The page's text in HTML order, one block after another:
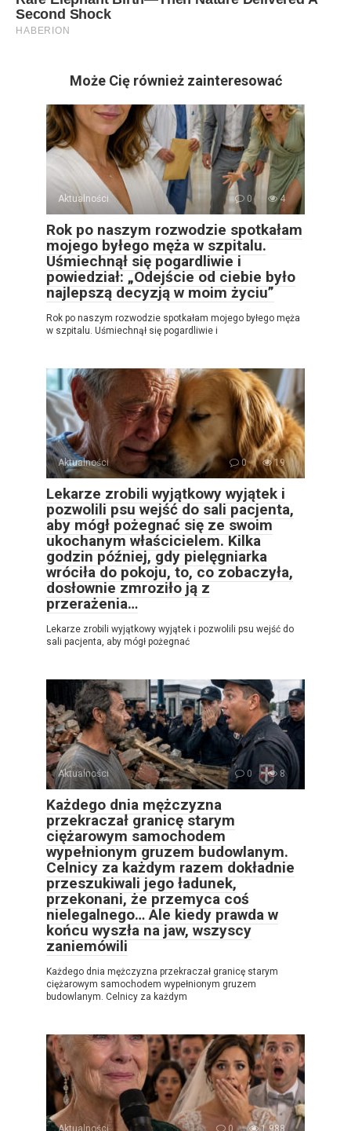
Może Cię również zainteresować
Aktualności 0 4
Rok po naszym rozwodzie spotkałam
mojego byłego męża w szpitalu.
Uśmiechnął się pogardliwie i
powiedział: „Odejście od ciebie było
najlepszą decyzją w moim życiu”
Rok po naszym rozwodzie spotkałam mojego byłego męża
w szpitalu. Uśmiechnął się pogardliwie i
Aktualności 0 19
Lekarze zrobili wyjątkowy wyjątek i
pozwolili psu wejść do sali pacjenta,
aby mógł pożegnać się ze swoim
ukochanym właścicielem. Kilka
godzin później, gdy pielęgniarka
wróciła do pokoju, to, co zobaczyła,
dosłownie zmroziło ją z
przerażenia…
Lekarze zrobili wyjątkowy wyjątek i pozwolili psu wejść do
sali pacjenta, aby mógł pożegnać
Aktualności 0 8
Każdego dnia mężczyzna
przekraczał granicę starym
ciężarowym samochodem
wypełnionym gruzem budowlanym.
Celnicy za każdym razem dokładnie
przeszukiwali jego ładunek,
przekonani, że przemyca coś
nielegalnego… Ale kiedy prawda w
końcu wyszła na jaw, wszyscy
zaniemówili
Każdego dnia mężczyzna przekraczał granicę starym
ciężarowym samochodem wypełnionym gruzem
budowlanym. Celnicy za każdym